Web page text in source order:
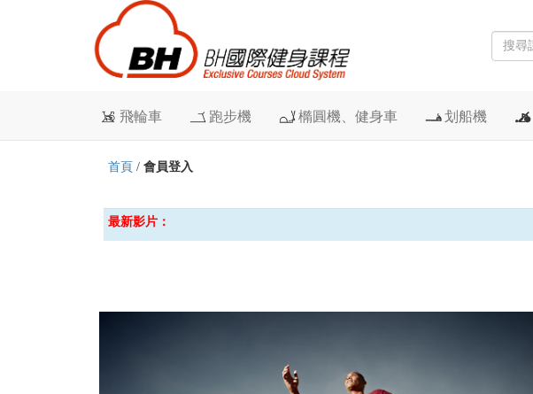
飛輪車 跑步機 橢圓機、健身車 划船機
首頁 / 會員登入
最新影片：